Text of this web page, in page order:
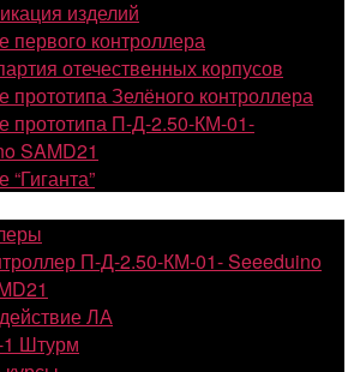
изделий
первого контроллера
отечественных корпусов
прототипа Зелёного контроллера
прототипа П-Д-2.50-КМ-01-
SAMD21
П-Д-2.50-КМ-01- Seeeduino
ЛА
Штурм